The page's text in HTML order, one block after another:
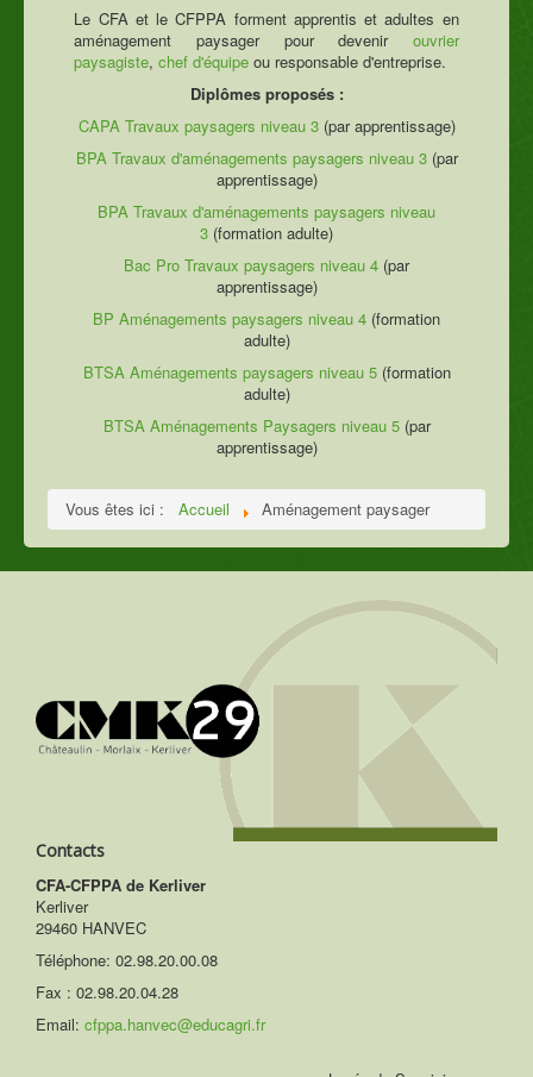
Le CFA et le CFPPA forment apprentis et adultes en
aménagement paysager pour devenir ouvrier
paysagiste,chef d'équipeou responsable d'entreprise.
Diplômes proposés :
CAPA Travaux paysagers niveau 3(par apprentissage)
BPA Travaux d'aménagements paysagers niveau 3(par
apprentissage)
BPA Travaux d'aménagements paysagers niveau
3 (formation adulte)
Bac Pro Travaux paysagers niveau 4 (par
apprentissage)
BP Aménagements paysagers niveau 4 (formation
adulte)
BTSA Aménagements paysagers niveau 5(formation
adulte)
BTSA Aménagements Paysagers niveau 5(par
apprentissage)
Vous êtes ici : Accueil Aménagement paysager
Contacts
CFA-CFPPA de Kerliver
Kerliver
29460 HANVEC
Téléphone: 02.98.20.00.08
Fax : 02.98.20.04.28
Email: cfppa.hanvec@educagri.fr